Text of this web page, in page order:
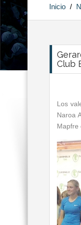
Inicio /
Club
Los
Naroa
Mapfre